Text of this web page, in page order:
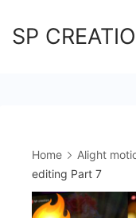
toSP
Home Alight
editing Part 7